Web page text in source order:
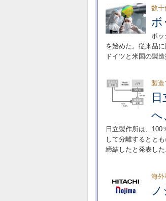
数十
ボ
ボ
を始めた。従来品
ドイツと米国の製
製造
へ
日立製作所は、
して分離するとと
締結したと発表した
海外